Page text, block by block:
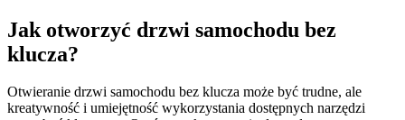
Jak otworzyć drzwi samochodu bez
klucza?
Otwieranie drzwi samochodu bez klucza może być trudne, ale
kreatywność i umiejętność wykorzystania dostępnych narzędzi